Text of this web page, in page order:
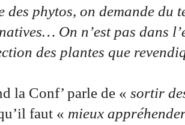
des phytos, on demande du
On n’est pas dans
des plantes que
la Conf’ parle de « sortir
faut « mieux